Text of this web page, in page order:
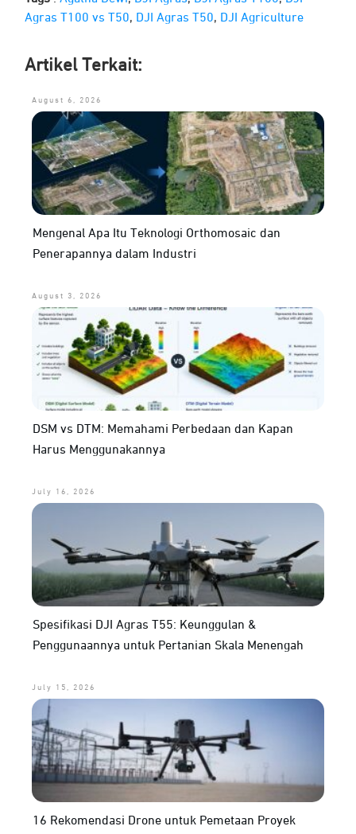
Agras T100 vs T50, DJI Agras T50, DJI Agriculture
Artikel Terkait:
August 6, 2026
Mengenal Apa Itu Teknologi Orthomosaic dan
Penerapannya dalam Industri
August 3, 2026
DSM vs DTM: Memahami Perbedaan dan Kapan
Harus Menggunakannya
July 16, 2026
Spesifikasi DJI Agras T55: Keunggulan &
Penggunaannya untuk Pertanian Skala Menengah
July 15, 2026
16 Rekomendasi Drone untuk Pemetaan Proyek